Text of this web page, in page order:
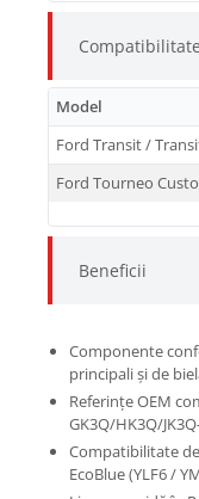
Model
Ford Transit /
Ford Tourneo
Beneficii
Componente
principali și de
Referințe OEM
GK3Q/HK3Q/
Compatibilitate
EcoBlue (YLF6 /